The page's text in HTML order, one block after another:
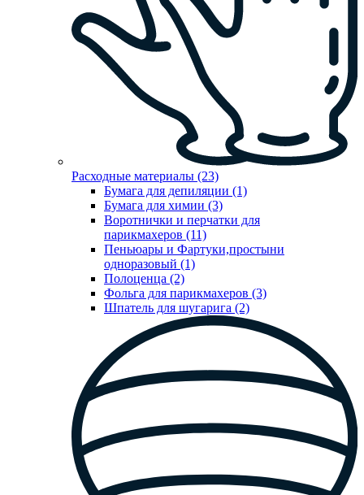
Расходные материалы (23)
Бумага для депиляции (1)
Бумага для химии (3)
Воротнички и перчатки для
парикмахеров (11)
Пеньюары и Фартуки,простыни
одноразовый (1)
Полоценца (2)
Фольга для парикмахеров (3)
Шпатель для шугарига (2)